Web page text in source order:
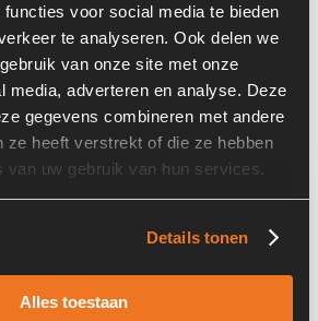
voor social media te bieden
te analyseren. Ook delen we
van onze site met onze
media, adverteren en analyse. Deze
gegevens combineren met andere
ze heeft verstrekt of die ze hebben
uw gebruik van hun services.
Details tonen
Alles toestaan
4C11
Furukawa W 725 LS
Nederland